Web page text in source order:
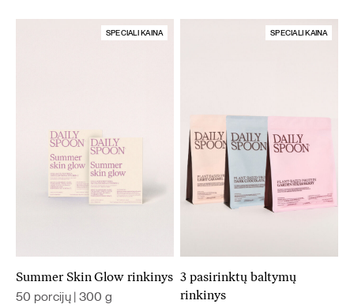
SPECIALI KAINA
Summer Skin Glow rinkinys
50 porcijų | 300 g
SPECIALI KAINA
3 pasirinktų baltymų
rinkinys